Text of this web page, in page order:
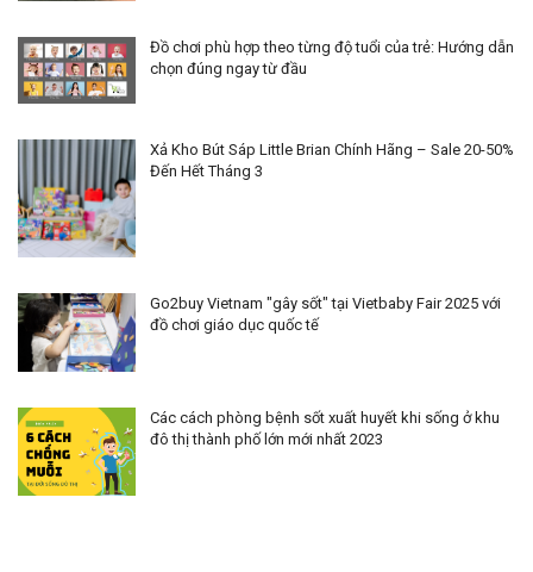
Đồ chơi phù hợp theo từng độ tuổi của trẻ: Hướng dẫn
chọn đúng ngay từ đầu
Xả Kho Bút Sáp Little Brian Chính Hãng – Sale 20-50%
Đến Hết Tháng 3
Go2buy Vietnam "gây sốt" tại Vietbaby Fair 2025 với
đồ chơi giáo dục quốc tế
Các cách phòng bệnh sốt xuất huyết khi sống ở khu
đô thị thành phố lớn mới nhất 2023